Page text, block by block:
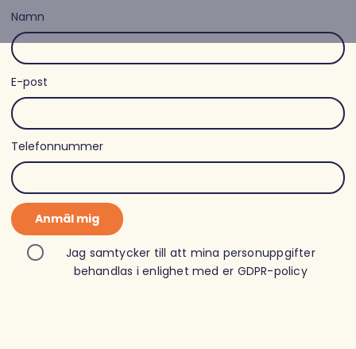
Namn
E-post
Telefonnummer
Anmäl mig
Jag samtycker till att mina personuppgifter
behandlas i enlighet med er GDPR-policy